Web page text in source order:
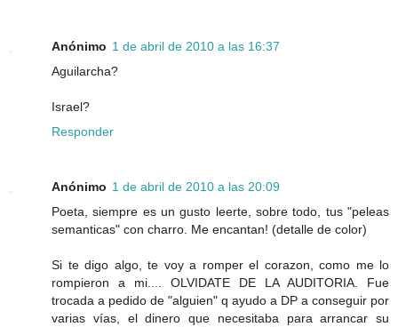
Anónimo 1 de abril de 2010 a las 16:37
Aguilarcha?
Israel?
Responder
Anónimo 1 de abril de 2010 a las 20:09
Poeta, siempre es un gusto leerte, sobre todo, tus "peleas
semanticas" con charro. Me encantan! (detalle de color)
Si te digo algo, te voy a romper el corazon, como me lo
rompieron a mi.... OLVIDATE DE LA AUDITORIA. Fue
trocada a pedido de "alguien" q ayudo a DP a conseguir por
varias vías, el dinero que necesitaba para arrancar su